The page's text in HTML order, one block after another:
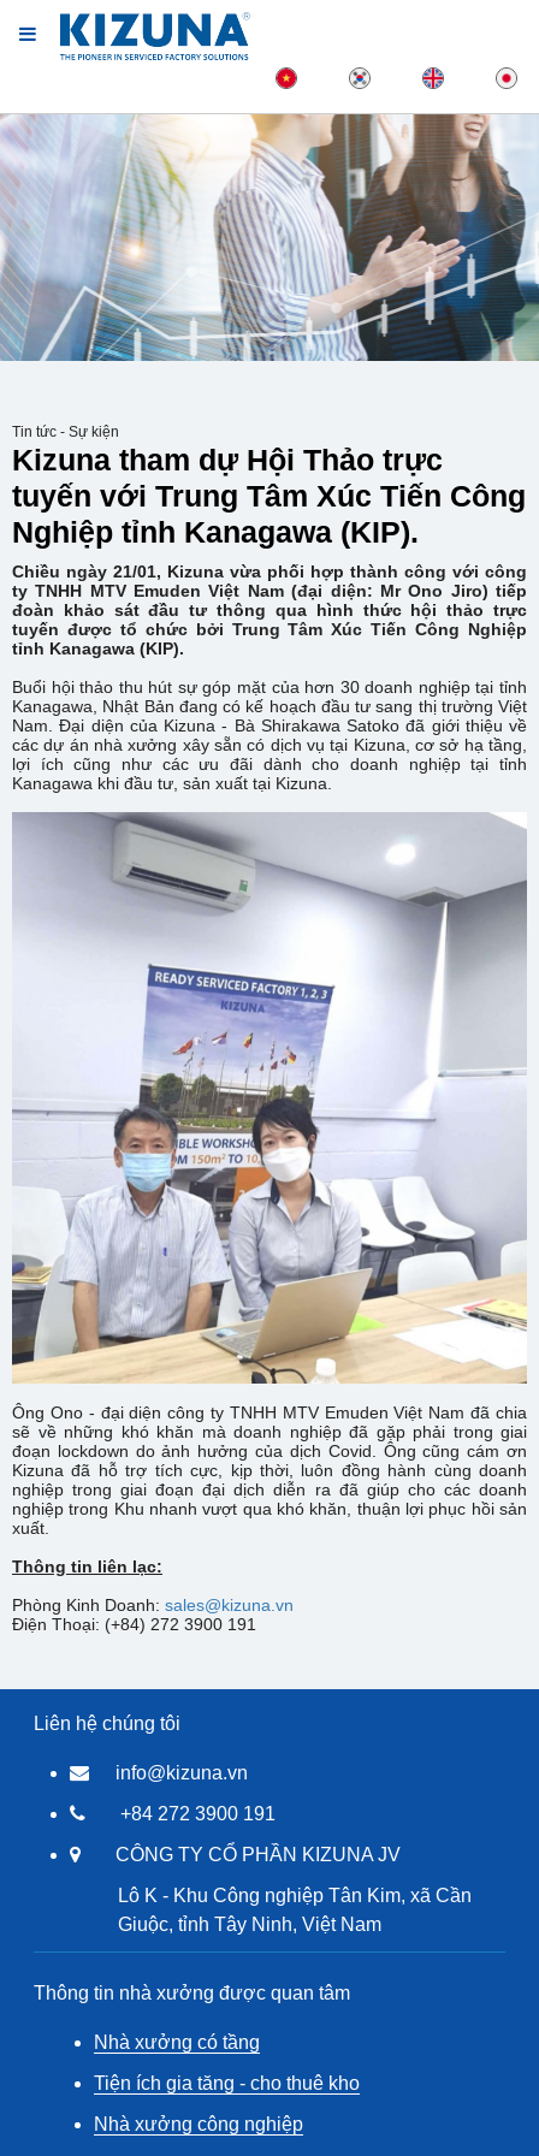
Tin tức - Sự kiện
Kizuna tham dự Hội Thảo trực
tuyến với Trung Tâm Xúc Tiến Công
Nghiệp tỉnh Kanagawa (KIP).
Chiều ngày 21/01, Kizuna vừa phối hợp thành công với công
ty TNHH MTV Emuden Việt Nam (đại diện: Mr Ono Jiro) tiếp
đoàn khảo sát đầu tư thông qua hình thức hội thảo trực
tuyến được tổ chức bởi Trung Tâm Xúc Tiến Công Nghiệp
tỉnh Kanagawa (KIP).
Buổi hội thảo thu hút sự góp mặt của hơn 30 doanh nghiệp tại tỉnh
Kanagawa, Nhật Bản đang có kế hoạch đầu tư sang thị trường Việt
Nam. Đại diện của Kizuna - Bà Shirakawa Satoko đã giới thiệu về
các dự án nhà xưởng xây sẵn có dịch vụ tại Kizuna, cơ sở hạ tầng,
lợi ích cũng như các ưu đãi dành cho doanh nghiệp tại tỉnh
Kanagawa khi đầu tư, sản xuất tại Kizuna.
Ông Ono - đại diện công ty TNHH MTV Emuden Việt Nam đã chia
sẽ về những khó khăn mà doanh nghiệp đã gặp phải trong giai
đoạn lockdown do ảnh hưởng của dịch Covid. Ông cũng cám ơn
Kizuna đã hỗ trợ tích cực, kịp thời, luôn đồng hành cùng doanh
nghiệp trong giai đoạn đại dịch diễn ra đã giúp cho các doanh
nghiệp trong Khu nhanh vượt qua khó khăn, thuận lợi phục hồi sản
xuất.
Thông tin liên lạc:
Phòng Kinh Doanh: sales@kizuna.vn
Điện Thoại: (+84) 272 3900 191
Liên hệ chúng tôi
info@kizuna.vn
+84 272 3900 191
CÔNG TY CỔ PHẦN KIZUNA JV
Lô K - Khu Công nghiệp Tân Kim, xã Cần
Giuộc, tỉnh Tây Ninh, Việt Nam
Thông tin nhà xưởng được quan tâm
Nhà xưởng có tầng
Tiện ích gia tăng - cho thuê kho
Nhà xưởng công nghiệp